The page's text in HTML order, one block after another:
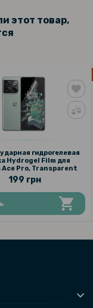
этот товар,
гидрогелевая
Hydrogel Film для
Ace Pro, Transparent
199 грн